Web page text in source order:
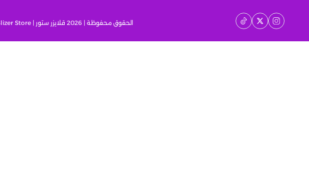
الحقوق محفوظة | 2026 قلايزر ستور | Glizer Store